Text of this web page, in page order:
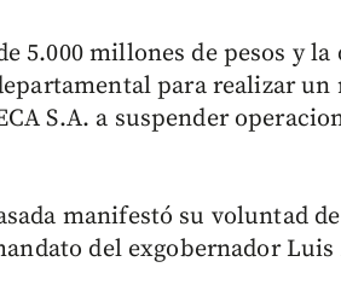
5.000 millones de pesos y la
para realizar un
S.A. a suspender
manifestó su voluntad
del exgobernador